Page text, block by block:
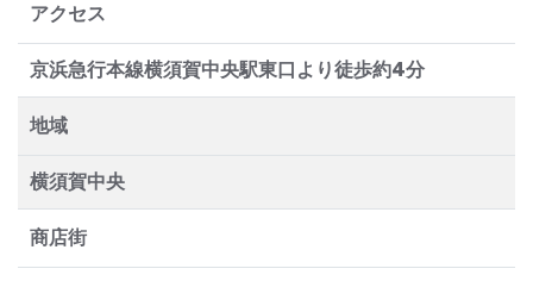
アクセス
京浜急行本線横須賀中央駅東口より徒歩約4分
地域
横須賀中央
商店街